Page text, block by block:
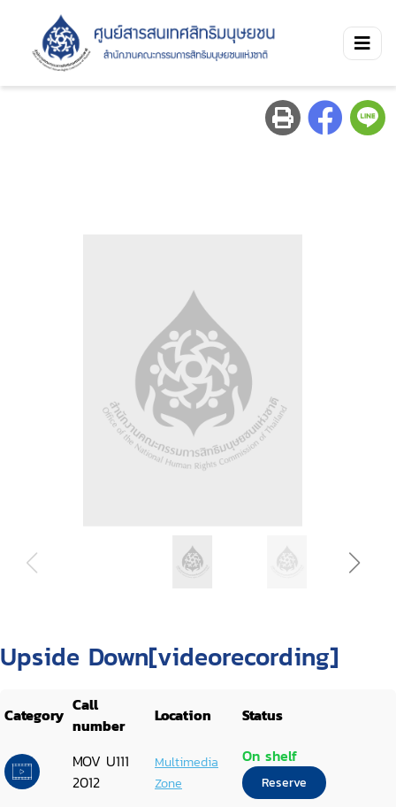
Upside Down[videorecording]
Category Call
number
Location Status
MOV U111
2012
Multimedia
Zone
On shelf
Reserve